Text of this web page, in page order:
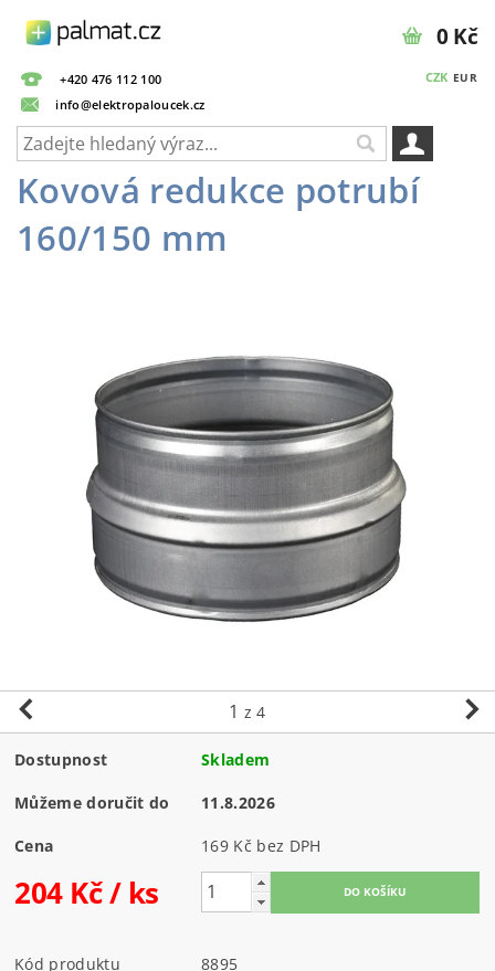
+420 476 112 100
info@elektropaloucek.cz
CZK EUR
0 Kč
Kovová redukce potrubí
160/150 mm
1 z 4
Dostupnost Skladem
Můžeme doručit do 11.8.2026
Cena 169 Kč bez DPH
204 Kč/ ks
Kód produktu
8895